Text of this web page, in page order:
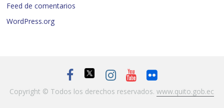
Feed de comentarios
WordPress.org
Copyright © Todos los derechos reservados.www.quito.gob.ec